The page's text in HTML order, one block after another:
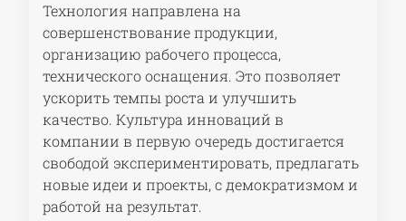
Технология направлена на
совершенствование продукции,
организацию рабочего процесса,
технического оснащения. Это позволяет
ускорить темпы роста и улучшить
качество. Культура инноваций в
компании в первую очередь достигается
свободой экспериментировать, предлагать
новые идеи и проекты, с демократизмом и
работой на результат.